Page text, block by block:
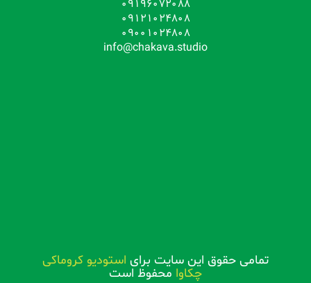
09196072088
09121024808
09001024808
info@chakava.studio
تمامی حقوق این سایت برای استودیو کروماکی
چکاوا محفوظ است